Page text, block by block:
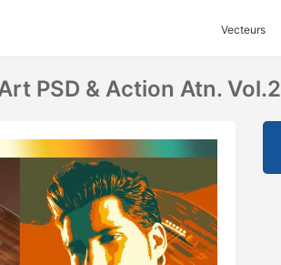
Vecteurs
PSD & Action Atn. Vol.2